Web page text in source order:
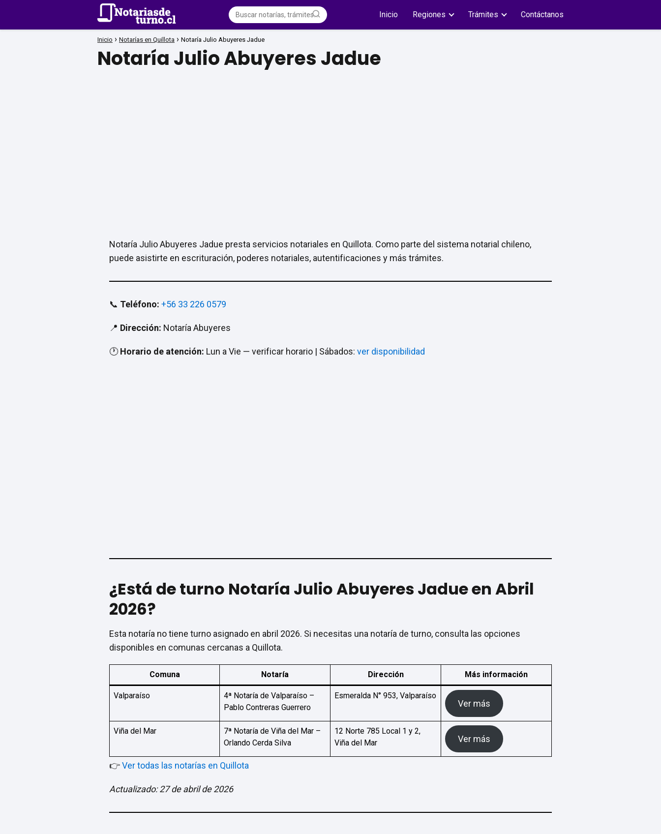
Inicio Regiones Trámites Contáctanos
Inicio Notarías en Quillota Notaría Julio Abuyeres Jadue
Notaría Julio Abuyeres Jadue
Notaría Julio Abuyeres Jadue presta servicios notariales en Quillota. Como parte del sistema notarial chileno,
puede asistirte en escrituración, poderes notariales, autentificaciones y más trámites.
📞 Teléfono: +56 33 226 0579
📍 Dirección: Notaría Abuyeres
🕐Horario de atención: Lun a Vie — verificar horario | Sábados: ver disponibilidad
¿Está de turno Notaría Julio Abuyeres Jadue en Abril
2026?
Esta notaría no tiene turno asignado en abril 2026. Si necesitas una notaría de turno, consulta las opciones
disponibles en comunas cercanas a Quillota.
Comuna Notaría Dirección Más información
Valparaíso
4ª Notaría de Valparaíso –
Pablo Contreras Guerrero
Esmeralda N° 953, Valparaíso
Ver más
Viña del Mar
7ª Notaría de Viña del Mar –
Orlando Cerda Silva
12 Norte 785 Local 1 y 2,
Viña del Mar
Ver más
👉Ver todas las notarías en Quillota
Actualizado: 27 de abril de 2026